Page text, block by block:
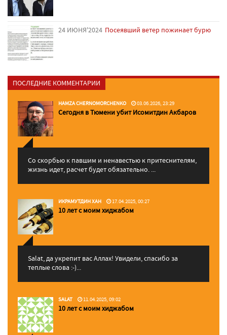
24 ИЮНЯ'2024 Посеявший ветер пожинает бурю
ПОСЛЕДНИЕ КОММЕНТАРИИ
HAMZA CHERNOMORCHENKO 03.06.2026, 23:29
Сегодня в Тюмени убит Исомитдин Акбаров
Со скорбью к павшим и ненавестью к притеснителям,
жизнь идет, расчет будет обязательно. ...
ИКРАМУТДИН ХАН 17.04.2025, 00:27
10 лет с моим хиджабом
Salat, да укрепит вас Аллаx! Увидели, спасибо за
теплые слова :-)...
SALAT 11.04.2025, 09:02
10 лет с моим хиджабом